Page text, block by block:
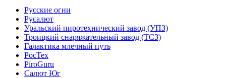
Русские огни
Русалют
Уральский пиротехнический завод (УПЗ)
Троицкий снаряжательный завод (ТСЗ)
Галактика млечный путь
РосТех
PiroGuru
Салют Юг